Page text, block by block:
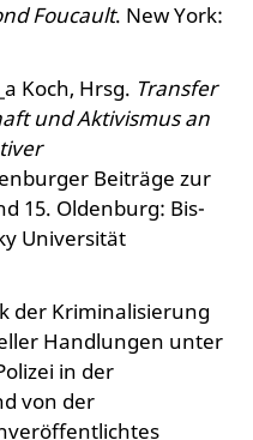
Foucault. New York:
Koch, Hrsg. Transfer
und Aktivismus an
Beiträge zur
15. Oldenburg: Bis-
Universität
der Kriminalisierung
Handlungen unter
in der
von der